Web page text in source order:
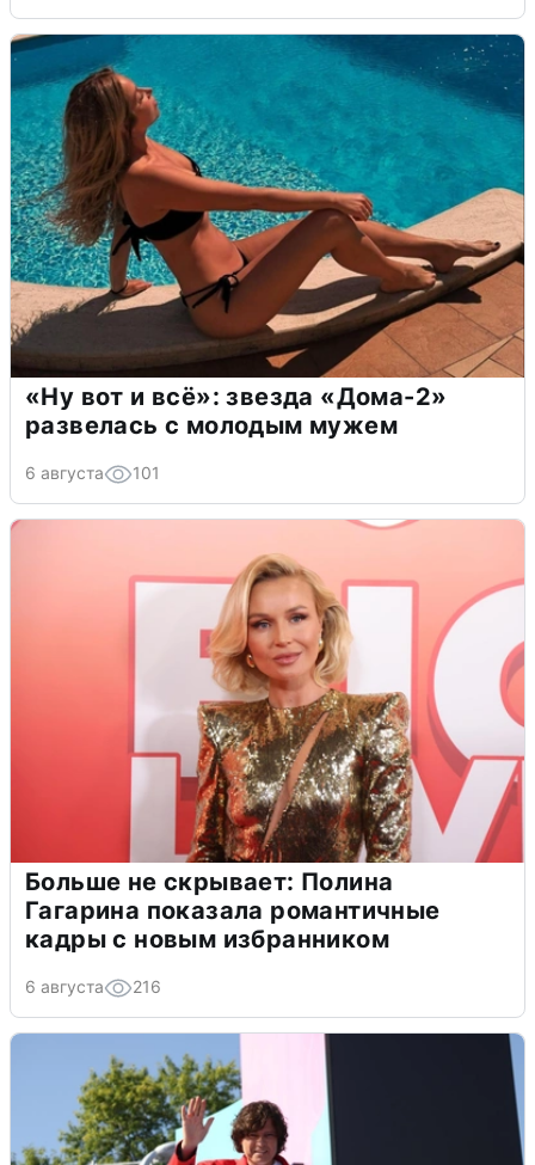
«Ну вот и всё»: звезда «Дома-2»
развелась с молодым мужем
6 августа 101
Больше не скрывает: Полина
Гагарина показала романтичные
кадры с новым избранником
6 августа 216